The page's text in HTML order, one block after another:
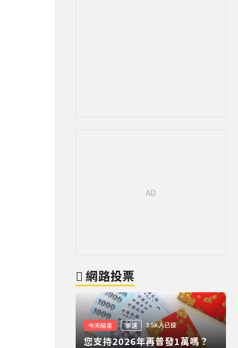
網路投票
今天結束 單選 3.5K人已投
您支持2026年再普發1萬嗎？